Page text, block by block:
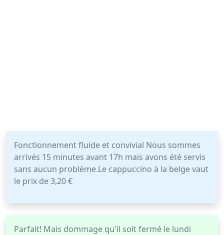
Fonctionnement fluide et convivial Nous sommes
arrivés 15 minutes avant 17h mais avons été servis
sans aucun problème.Le cappuccino à la belge vaut
le prix de 3,20 €
Parfait! Mais dommage qu'il soit fermé le lundi